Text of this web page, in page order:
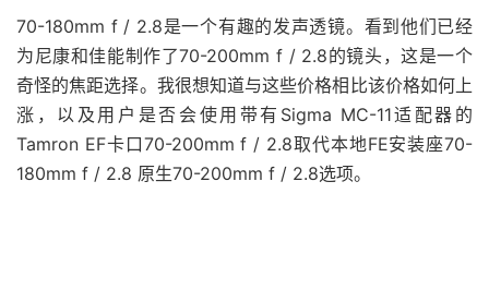
70-180mm f / 2.8是一个有趣的发声透镜。看到他们已经
为尼康和佳能制作了70-200mm f / 2.8的镜头，这是一个
奇怪的焦距选择。我很想知道与这些价格相比该价格如何上
涨，以及用户是否会使用带有Sigma MC-11适配器的
Tamron EF卡口70-200mm f / 2.8取代本地FE安装座70-
180mm f / 2.8 原生70-200mm f / 2.8选项。